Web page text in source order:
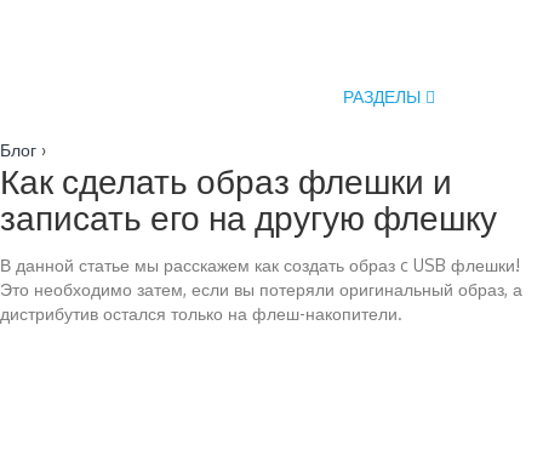
РАЗДЕЛЫ
Блог ›
Как сделать образ флешки и
записать его на другую флешку
В данной статье мы расскажем как создать образ c USB флешки!
Это необходимо затем, если вы потеряли оригинальный образ, а
дистрибутив остался только на флеш-накопители.